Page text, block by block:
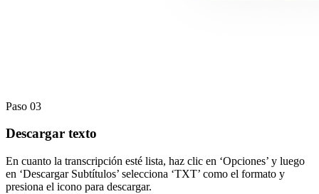
Paso 03
Descargar texto
En cuanto la transcripción esté lista, haz clic en ‘Opciones’ y luego
en ‘Descargar Subtítulos’ selecciona ‘TXT’ como el formato y
presiona el icono para descargar.